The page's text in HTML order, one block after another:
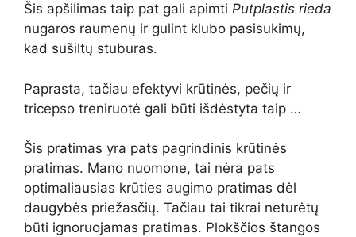
Šis apšilimas taip pat gali apimti Putplastis rieda
nugaros raumenų ir gulint klubo pasisukimų,
kad sušiltų stuburas.
Paprasta, tačiau efektyvi krūtinės, pečių ir
tricepso treniruotė gali būti išdėstyta taip …
Šis pratimas yra pats pagrindinis krūtinės
pratimas. Mano nuomone, tai nėra pats
optimaliausias krūties augimo pratimas dėl
daugybės priežasčių. Tačiau tai tikrai neturėtų
būti ignoruojamas pratimas. Plokščios štangos